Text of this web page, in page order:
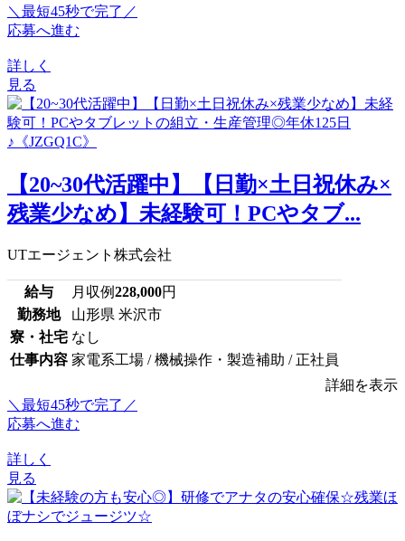
＼最短45秒で完了／
応募へ進む
詳しく
見る
【20~30代活躍中】【日勤×土日祝休み×
残業少なめ】未経験可！PCやタブ...
UTエージェント株式会社
給与 月収例228,000円
勤務地
山形県 米沢市
寮・社宅 なし
仕事内容 家電系工場 / 機械操作・製造補助 / 正社員
詳細を表示
＼最短45秒で完了／
応募へ進む
詳しく
見る